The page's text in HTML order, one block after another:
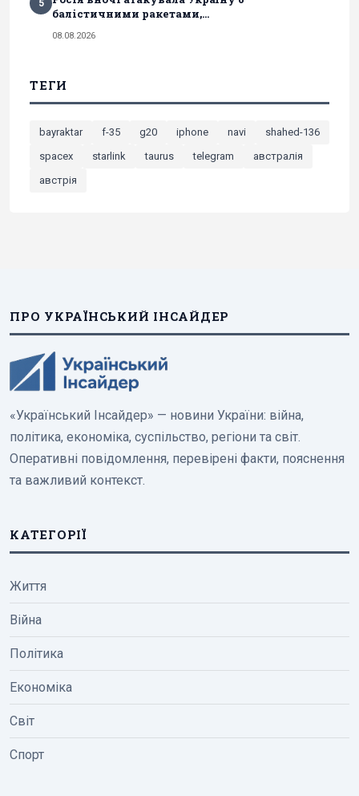
5
балістичними ракетами,...
08.08.2026
ТЕГИ
bayraktar f-35 g20 iphone navi
shahed-136
spacex
starlink taurus telegram
австралія
австрія
ПРО УКРАЇНСЬКИЙ ІНСАЙДЕР
«Український Інсайдер» — новини України: війна,
політика, економіка, суспільство, регіони та світ.
Оперативні повідомлення, перевірені факти, пояснення
та важливий контекст.
КАТЕГОРІЇ
Життя
Війна
Політика
Економіка
Світ
Спорт